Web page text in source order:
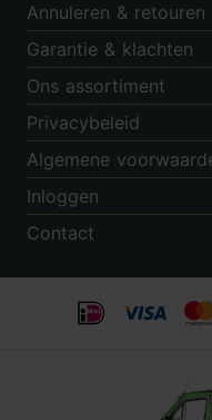
Annuleren & retouren
Garantie & klachten
Ons assortiment
Privacybeleid
Algemene
Inloggen
Contact